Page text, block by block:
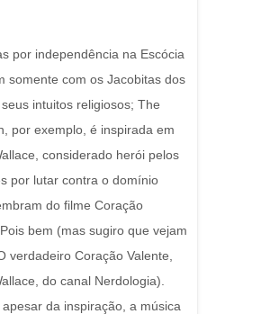
por independência na Escócia
somente com os Jacobitas dos
intuitos religiosos; The
por exemplo, é inspirada em
considerado herói pelos
por lutar contra o domínio
do filme Coração
bem (mas sugiro que vejam
verdadeiro Coração Valente,
do canal Nerdologia).
da inspiração, a música